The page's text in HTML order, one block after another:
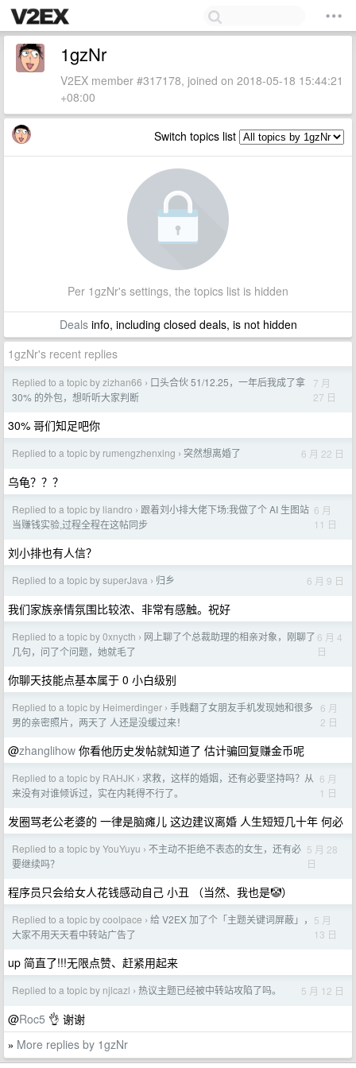
1gzNr
V2EX member #317178, joined on 2018-05-18 15:44:21
+08:00
Switch topics list
Per 1gzNr's settings, the topics list is hidden
Dealsinfo, including closed deals, is not hidden
1gzNr's recent replies
Replied to a topic by zizhan66 › 口头合伙 51/12.25，一年后我成了拿
30% 的外包，想听听大家判断
7 月
27 日
30% 哥们知足吧你
Replied to a topic by rumengzhenxing › 突然想离婚了 6 月 22 日
乌龟？？？
Replied to a topic by liandro › 跟着刘小排大佬下场:我做了个 AI 生图站
当赚钱实验,过程全程在这帖同步
6 月
11 日
刘小排也有人信？
Replied to a topic by superJava › 归乡 6 月 9 日
我们家族亲情氛围比较浓、非常有感触。祝好
Replied to a topic by 0xnycth › 网上聊了个总裁助理的相亲对象，刚聊了
几句，问了个问题，她就毛了
6 月 4
日
你聊天技能点基本属于 0 小白级别
Replied to a topic by Heimerdinger › 手贱翻了女朋友手机发现她和很多
男的亲密照片，两天了 人还是没缓过来！
6 月
2 日
@zhanglihow 你看他历史发帖就知道了 估计骗回复赚金币呢
Replied to a topic by RAHJK › 求救，这样的婚姻，还有必要坚持吗？从
来没有对谁倾诉过，实在内耗得不行了。
6 月
1 日
发圈骂老公老婆的 一律是脑瘫儿 这边建议离婚 人生短短几十年 何必
Replied to a topic by YouYuyu › 不主动不拒绝不表态的女生，还有必
要继续吗？
5 月 28
日
程序员只会给女人花钱感动自己 小丑 （当然、我也是🤡）
Replied to a topic by coolpace › 给 V2EX 加了个「主题关键词屏蔽」，
大家不用天天看中转站广告了
5 月
13 日
up 简直了!!!无限点赞、赶紧用起来
Replied to a topic by njlcazl › 热议主题已经被中转站攻陷了吗。 5 月 12 日
@Roc5 👌 谢谢
» More replies by 1gzNr